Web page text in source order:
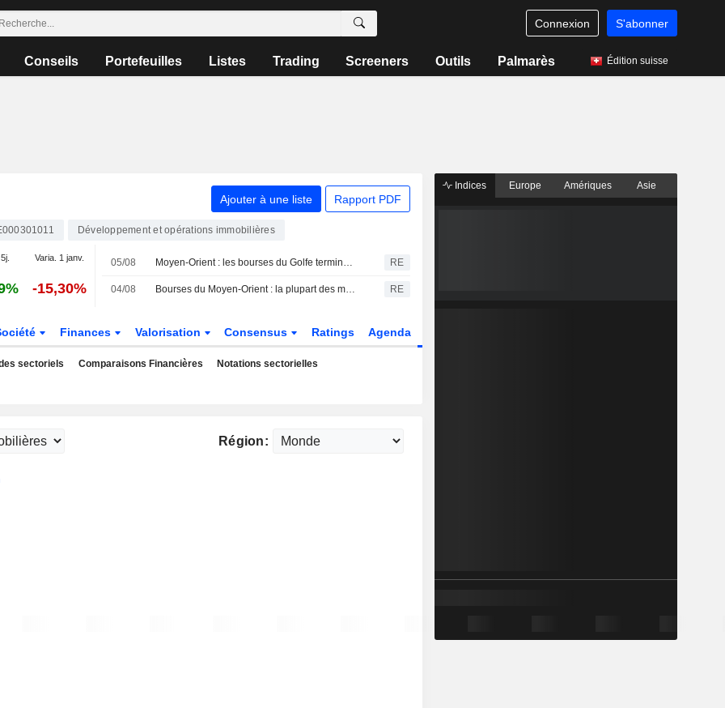
Connexion S'abonner
Conseils Portefeuilles Listes Trading Screeners Outils Palmarès Édition suisse
Ajouter à une liste Rapport PDF
Développement et opérations immobilières
Varia. 1 janv.
-15,30%
05/08 Moyen-Orient : les bourses du Golfe terminent en hausse, les investisseurs guettent des signes de progrès dans les discussions entre les États-Unis et l'Iran RE
04/08 Bourses du Moyen-Orient : la plupart des marchés du Golfe progressent, les investisseurs évaluent les perspectives de discussions entre les États-Unis et l'Iran RE
Finances Valorisation Consensus Ratings Agenda
sectoriels Comparaisons Financières Notations sectorielles
Région:
Indices Europe Amériques Asie